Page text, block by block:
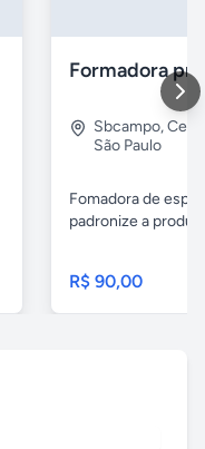
Sbcampo,
São Paulo
Fomadora de
padronize a
R$ 90,00